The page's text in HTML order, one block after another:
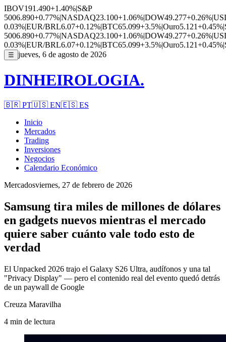
IBOV191.490+1.40%|S&P
5006.890+0.77%|NASDAQ23.100+1.06%|DOW49.277+0.26%|
0.03%|EUR/BRL6.07+0.12%|BTC65.099+3.5%|Ouro5.121+0.45%|
5006.890+0.77%|NASDAQ23.100+1.06%|DOW49.277+0.26%|
0.03%|EUR/BRL6.07+0.12%|BTC65.099+3.5%|Ouro5.121+0.45%|
☰ jueves, 6 de agosto de 2026
DINHEIROLOGIA.
🇧🇷 PT🇺🇸 EN🇪🇸 ES
Inicio
Mercados
Trading
Inversiones
Negocios
Calendario Económico
Mercadosviernes, 27 de febrero de 2026
Samsung tira miles de millones de dólares
en gadgets nuevos mientras el mercado
quiere saber cuánto vale todo esto de
verdad
El Unpacked 2026 trajo el Galaxy S26 Ultra, audífonos y una tal
"Privacy Display" — pero el contenido real del evento quedó detrás
de un paywall de Google
Creuza Maravilha
4 min de lectura